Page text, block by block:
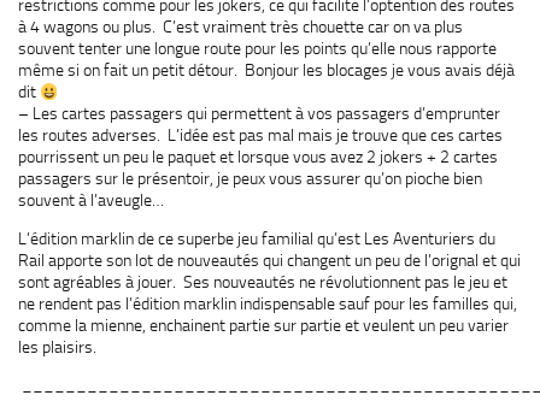
restrictions comme pour les jokers, ce qui facilite l’optention des routes
à 4 wagons ou plus. C’est vraiment très chouette car on va plus
souvent tenter une longue route pour les points qu’elle nous rapporte
même si on fait un petit détour. Bonjour les blocages je vous avais déjà
dit
– Les cartes passagers qui permettent à vos passagers d’emprunter
les routes adverses. L’idée est pas mal mais je trouve que ces cartes
pourrissent un peu le paquet et lorsque vous avez 2 jokers + 2 cartes
passagers sur le présentoir, je peux vous assurer qu’on pioche bien
souvent à l’aveugle…
L’édition marklin de ce superbe jeu familial qu’est Les Aventuriers du
Rail apporte son lot de nouveautés qui changent un peu de l’orignal et qui
sont agréables à jouer. Ses nouveautés ne révolutionnent pas le jeu et
ne rendent pas l’édition marklin indispensable sauf pour les familles qui,
comme la mienne, enchainent partie sur partie et veulent un peu varier
les plaisirs.